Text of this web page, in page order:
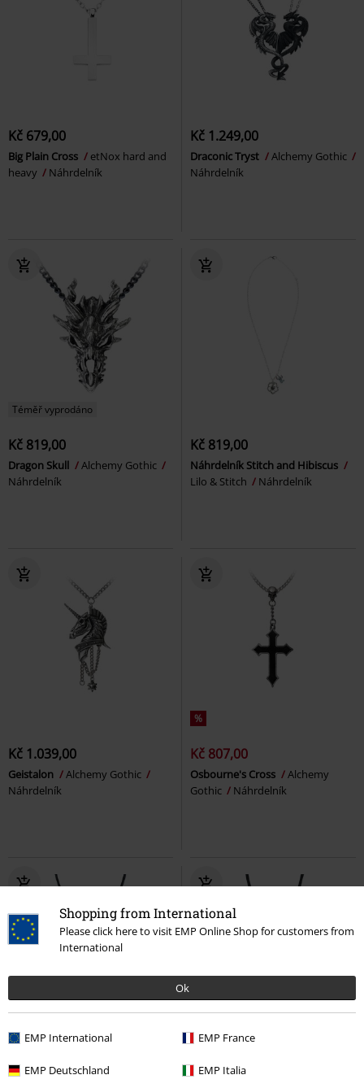
Shopping from International
Please click here to visit EMP Online Shop for customers from
International
Ok
EMP International EMP France
EMP Deutschland EMP Italia
Kč 679,00
Big Plain Cross
etNox hard and
heavy
Náhrdelník
Kč 1.249,00
Draconic Tryst
Alchemy Gothic
Náhrdelník
Téměř vyprodáno
Kč 819,00
Dragon Skull
Alchemy Gothic
Náhrdelník
Kč 819,00
Náhrdelník Stitch and Hibiscus
Lilo & Stitch
Náhrdelník
Kč 1.039,00
Geistalon
Alchemy Gothic
Náhrdelník
%
Kč 807,00
Osbourne's Cross
Alchemy
Gothic
Náhrdelník
Kč 819,00 Kč 409,00